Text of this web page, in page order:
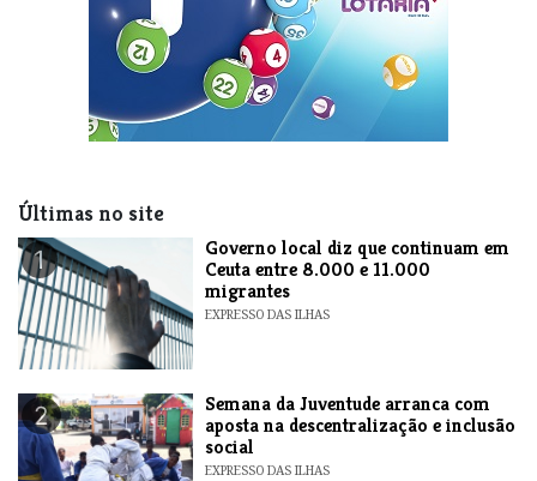
Últimas no site
1
​Governo local diz que continuam em
Ceuta entre 8.000 e 11.000
migrantes
EXPRESSO DAS ILHAS
2
Semana da Juventude arranca com
aposta na descentralização e inclusão
social
EXPRESSO DAS ILHAS